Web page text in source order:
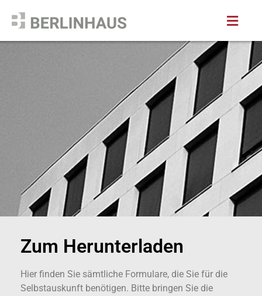
Zum Herunterladen
Hier finden Sie sämtliche Formulare, die Sie für die
Selbstauskunft benötigen. Bitte bringen Sie die